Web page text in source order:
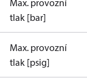
Max. provozní
tlak [bar]
Max. provozní
tlak [psig]